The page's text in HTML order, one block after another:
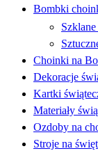
Bombki
Choinki na
Dekoracje
Kartki
Materiały
Ozdoby na
Stroje na